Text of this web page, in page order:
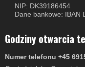
NIP: DK39186454
Dane bankowe: IBAN
Godziny otwarcia
Numer telefonu +45